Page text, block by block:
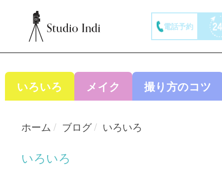
電話予約
いろいろ メイク 撮り方のコツ
ホーム ブログ いろいろ
いろいろ